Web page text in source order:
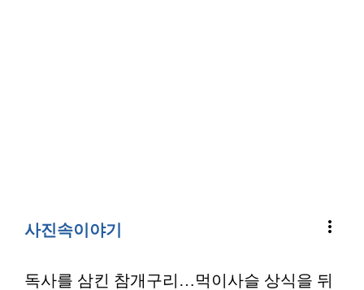
사진속이야기 more_vert
독사를 삼킨 참개구리…먹이사슬 상식을 뒤